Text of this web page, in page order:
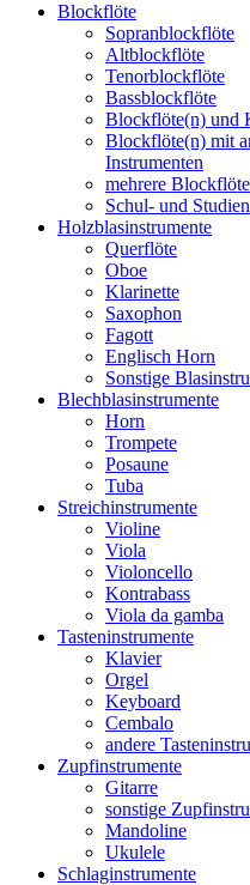
Blockflöte
Sopranblockflöte
Altblockflöte
Tenorblockflöte
Bassblockflöte
Blockflöte(n) und
Blockflöte(n) mit
Instrumenten
mehrere
Schul- und
Holzblasinstrumente
Querflöte
Oboe
Klarinette
Saxophon
Fagott
Englisch Horn
Sonstige
Blechblasinstrumente
Horn
Trompete
Posaune
Tuba
Streichinstrumente
Violine
Viola
Violoncello
Kontrabass
Viola da gamba
Tasteninstrumente
Klavier
Orgel
Keyboard
Cembalo
andere
Zupfinstrumente
Gitarre
sonstige
Mandoline
Ukulele
Schlaginstrumente